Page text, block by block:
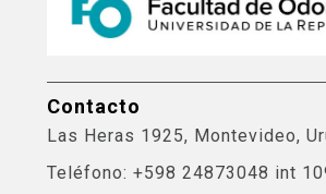
Contacto
Las Heras 1925, Montevideo,
Teléfono: +598 24873048 int